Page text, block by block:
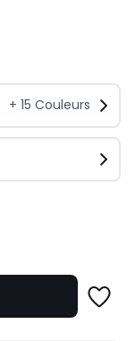
+ 15 Couleurs